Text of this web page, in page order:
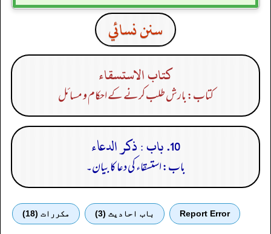
سنن نسائي
كتاب الاستسقاء
کتاب: بارش طلب کرنے کے احکام و مسائل
10. باب : ذكر الدعاء
باب: استسقاء کی دعا کا بیان۔
Report Error باب احادیث (3) مكررات (18)